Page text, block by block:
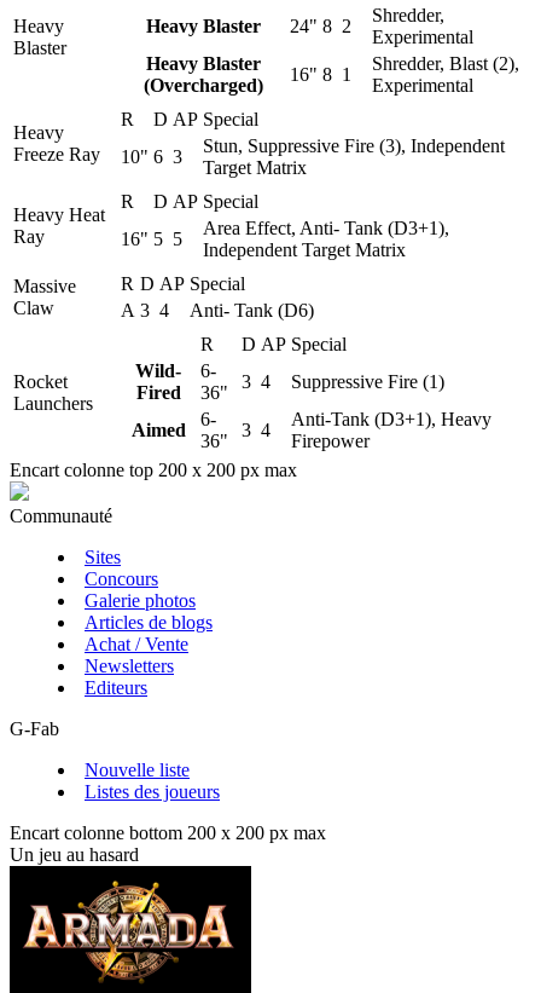
Heavy
Blaster
Heavy Blaster
24" 8 2
Shredder,
Experimental
Heavy Blaster
(Overcharged)
16" 8 1
Shredder, Blast (2),
Experimental
Heavy
Freeze Ray
R D AP Special
10" 6 3
Stun, Suppressive Fire (3), Independent
Target Matrix
Heavy Heat
Ray
R D AP Special
16" 5 5
Area Effect, Anti- Tank (D3+1),
Independent Target Matrix
Massive
Claw
R D AP Special
A 3 4 Anti- Tank (D6)
Rocket
Launchers
R D AP Special
Wild-
Fired
6-
36"
3 4 Suppressive Fire (1)
Aimed
6-
36"
3 4
Anti-Tank (D3+1), Heavy
Firepower
Encart colonne top 200 x 200 px max
Communauté
Sites
Concours
Galerie photos
Articles de blogs
Achat / Vente
Newsletters
Editeurs
G-Fab
Nouvelle liste
Listes des joueurs
Encart colonne bottom 200 x 200 px max
Un jeu au hasard